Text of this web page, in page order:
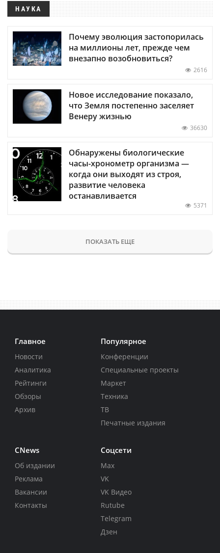
НАУКА
Почему эволюция застопорилась
на миллионы лет, прежде чем
внезапно возобновиться?
2616
Новое исследование показало,
что Земля постепенно заселяет
Венеру жизнью
36630
Обнаружены биологические
часы-хронометр организма —
когда они выходят из строя,
развитие человека
останавливается
5371
ПОКАЗАТЬ ЕЩЕ
Главное
Новости
Аналитика
Рейтинги
Обзоры
Архив
Популярное
Конференции
Специальные проекты
Маркет
Техника
ТВ
Печатные издания
CNews
Об издании
Реклама
Вакансии
Контакты
Соцсети
Max
VK
VK Видео
Rutube
Telegram
Дзен